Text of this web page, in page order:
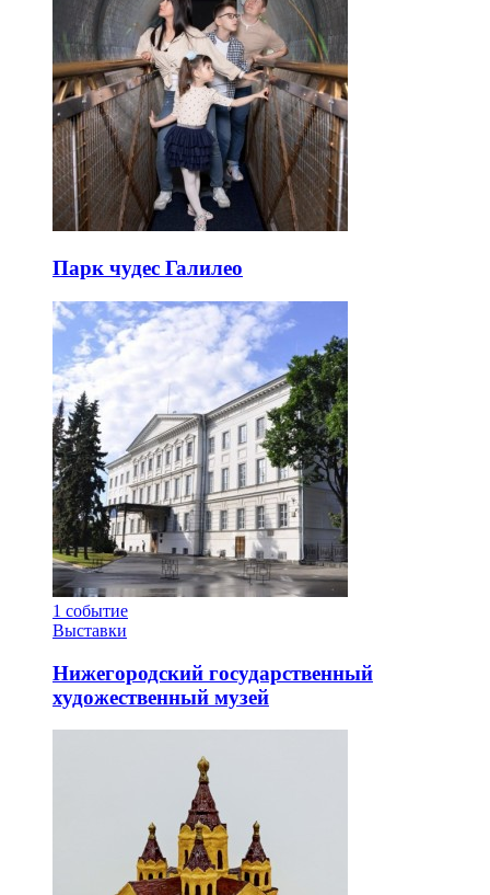
Парк чудес Галилео
1 событие
Выставки
Нижегородский государственный
художественный музей